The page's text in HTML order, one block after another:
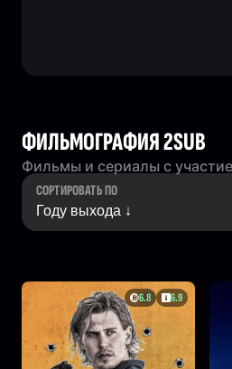
ФИЛЬМОГРАФИЯ 2SUB
Фильмы и сериалы с
СОРТИРОВАТЬ ПО
6.8 6.9